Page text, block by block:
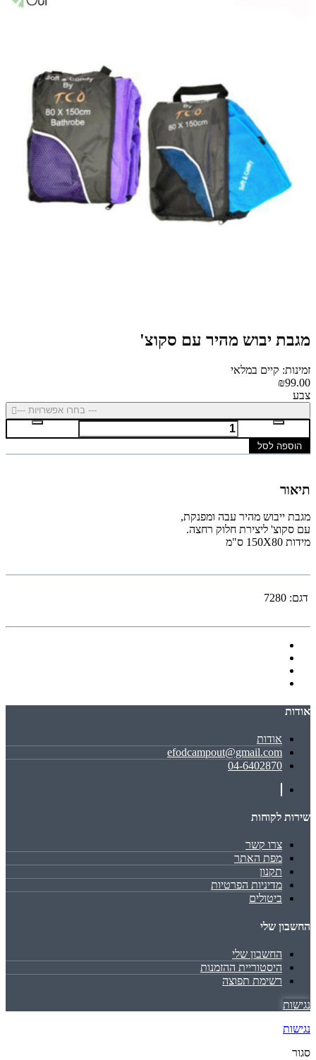
מגבת יבוש מהיר עם סקוצ'
זמינות: קיים במלאי
₪99.00
צבע
--- בחרו אפשרויות ---
הוספה לסל
תיאור
מגבת ייבוש מהיר עבה ומפנקת,
עם סקוצ' ליצירת חלוק רחצה.
מידות 150X80 ס"מ
דגם: 7280
אודות
אודות
efodcampout@gmail.com
04-6402870
שירות לקוחות
צרו קשר
מפת האתר
תקנון
מדיניות הפרטיות
ביטולים
החשבון שלי
החשבון שלי
היסטוריית ההזמנות
רשימת תפוצה
נגישות
נגישות
סגור